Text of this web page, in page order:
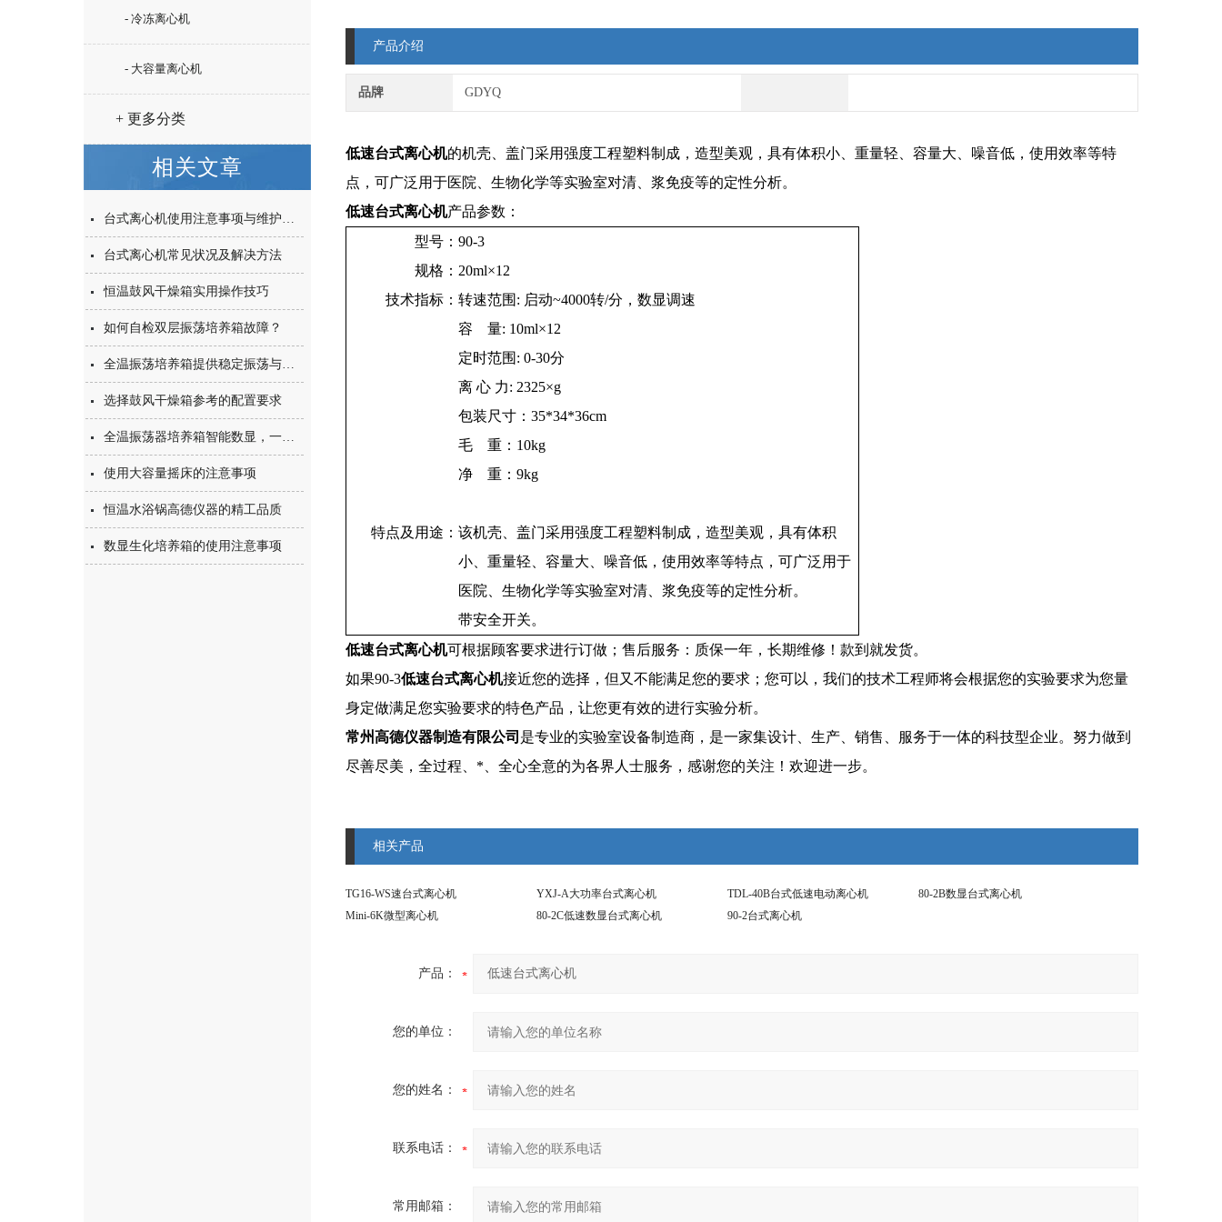
- 冷冻离心机
- 大容量离心机
+ 更多分类
相关文章
台式离心机使用注意事项与维护工作
台式离心机常见状况及解决方法
恒温鼓风干燥箱实用操作技巧
如何自检双层振荡培养箱故障？
全温振荡培养箱提供稳定振荡与温度控制性能
选择鼓风干燥箱参考的配置要求
全温振荡器培养箱智能数显，一机多用
使用大容量摇床的注意事项
恒温水浴锅高德仪器的精工品质
数显生化培养箱的使用注意事项
产品介绍
品牌 GDYQ
低速台式离心机的机壳、盖门采用强度工程塑料制成，造型美观，具有体积小、重量轻、容量大、噪音低，使用效率等特
点，可广泛用于医院、生物化学等实验室对清、浆免疫等的定性分析。
低速台式离心机产品参数：
型号： 90-3
规格： 20ml×12
技术指标： 转速范围: 启动~4000转/分，数显调速
容 量: 10ml×12
定时范围: 0-30分
离 心 力: 2325×g
包装尺寸：35*34*36cm
毛 重：10kg
净 重：9kg
特点及用途： 该机壳、盖门采用强度工程塑料制成，造型美观，具有体积
小、重量轻、容量大、噪音低，使用效率等特点，可广泛用于
医院、生物化学等实验室对清、浆免疫等的定性分析。
带安全开关。
低速台式离心机可根据顾客要求进行订做；售后服务：质保一年，长期维修！款到就发货。
如果90-3低速台式离心机接近您的选择，但又不能满足您的要求；您可以，我们的技术工程师将会根据您的实验要求为您量
身定做满足您实验要求的特色产品，让您更有效的进行实验分析。
常州高德仪器制造有限公司 是专业的实验室设备制造商，是一家集设计、生产、销售、服务于一体的科技型企业。努力做到
尽善尽美，全过程、*、全心全意的为各界人士服务，感谢您的关注！欢迎进一步。
相关产品
TG16-WS速台式离心机 YXJ-A大功率台式离心机 TDL-40B台式低速电动离心机
80-2B数显台式离心机
Mini-6K微型离心机
80-2C低速数显台式离心机 90-2台式离心机
产品：
您的单位：
您的姓名：
联系电话：
常用邮箱：